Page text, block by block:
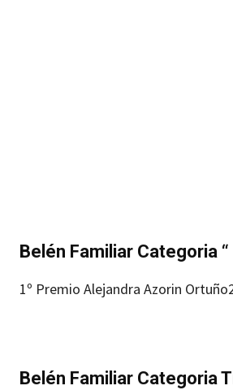
Belén Familiar Categoria “
1º Premio Alejandra Azorin Ortuño
Belén Familiar Categoria